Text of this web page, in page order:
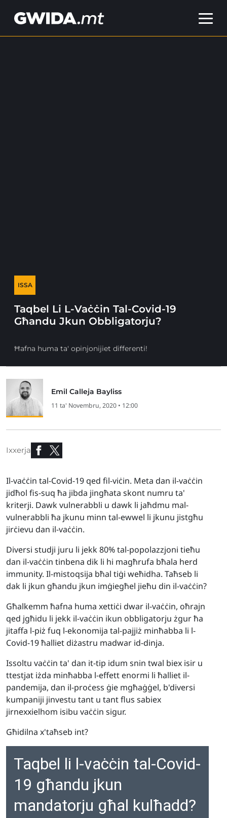
ISSA
Taqbel Li L-Vaċċin Tal-Covid-19
Għandu Jkun Obbligatorju?
Ħafna huma ta' opinjonijiet differenti!
Emil Calleja Bayliss
11 ta' Novembru, 2020 • 12:00
Ixxerja
Il-vaċċin tal-Covid-19 qed fil-viċin. Meta dan il-vaċċin
jidħol fis-suq ħa jibda jingħata skont numru ta'
kriterji. Dawk vulnerabbli u dawk li jaħdmu mal-
vulnerabbli ħa jkunu minn tal-ewwel li jkunu jistgħu
jirċievu dan il-vaċċin.
Diversi studji juru li jekk 80% tal-popolazzjoni tieħu
dan il-vaċċin tinbena dik li hi magħrufa bħala herd
immunity. Il-mistoqsija bħal tiġi weħidha. Taħseb li
dak li jkun għandu jkun imġiegħel jieħu din il-vaċċin?
Għalkemm ħafna huma xettiċi dwar il-vaċċin, oħrajn
qed jgħidu li jekk il-vaċċin ikun obbligatorju żgur ħa
jitaffa l-piż fuq l-ekonomija tal-pajjiż minħabba li l-
Covid-19 ħalliet diżastru madwar id-dinja.
Issoltu vaċċin ta' dan it-tip idum snin twal biex isir u
ttestjat iżda minħabba l-effett enormi li ħalliet il-
pandemija, dan il-proċess ġie mgħaġġel, b'diversi
kumpaniji jinvestu tant u tant flus sabiex
jirnexxielhom isibu vaċċin sigur.
Għidilna x'taħseb int?
Taqbel li l-vaċċin tal-Covid-
19 għandu jkun
mandatorju għal kulħadd?